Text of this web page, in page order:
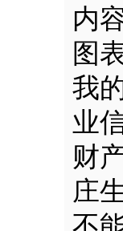
内
图
我
业
财
庄